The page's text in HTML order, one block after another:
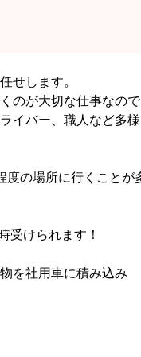
せします。
のが大切な仕事なので
バー、職人など多
の場所に行くことが
受けられます！
を社用車に積み込み